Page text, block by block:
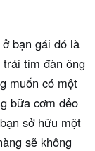
bạn gái đó là
tim đàn ông
muốn có một
bữa cơm dẻo
sở hữu một
sẽ không